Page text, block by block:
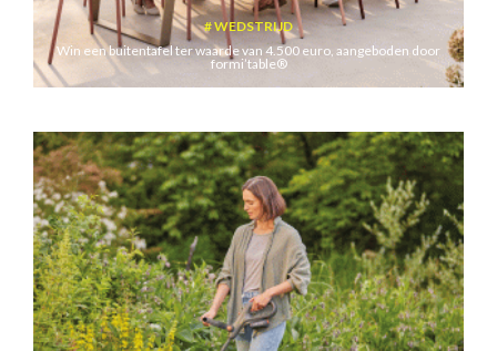
WEDSTRIJD
Win een buitentafel ter waarde van 4.500 euro, aangeboden door
formi’table®